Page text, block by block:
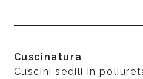
Cuscinatura
Cuscini sedili in